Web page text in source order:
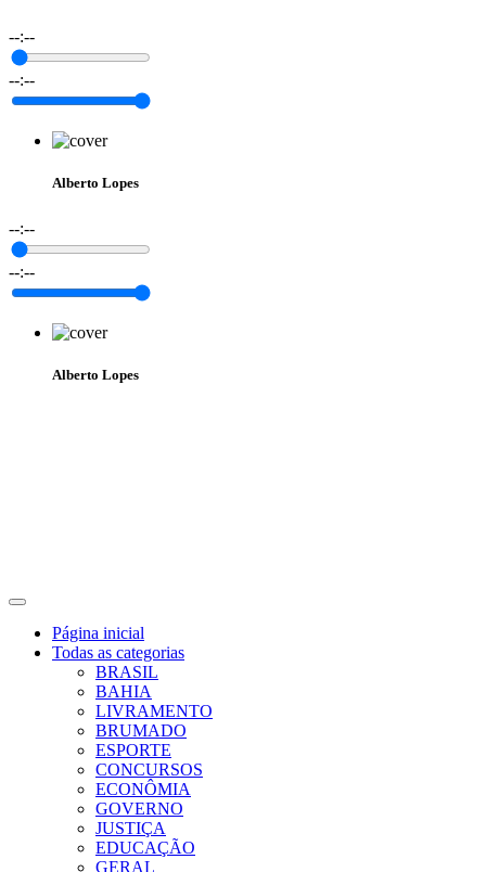
--:--
--:--
Alberto Lopes
--:--
--:--
Alberto Lopes
Página inicial
Todas as categorias
BRASIL
BAHIA
LIVRAMENTO
BRUMADO
ESPORTE
CONCURSOS
ECONÔMIA
GOVERNO
JUSTIÇA
EDUCAÇÃO
GERAL